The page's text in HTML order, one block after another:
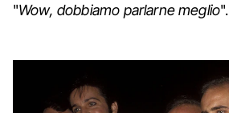
"Wow, dobbiamo parlarne meglio".